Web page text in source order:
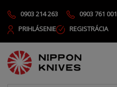
0903 214 263 0903 761 001
PRIHLÁSENIE
REGISTRÁCIA